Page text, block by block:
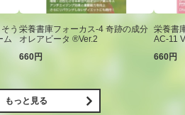
う
ム
栄養書庫フォーカス-4 奇跡の成分
オレアビータ ®Ver.2
660円
栄養書
AC-11
660円
もっと見る